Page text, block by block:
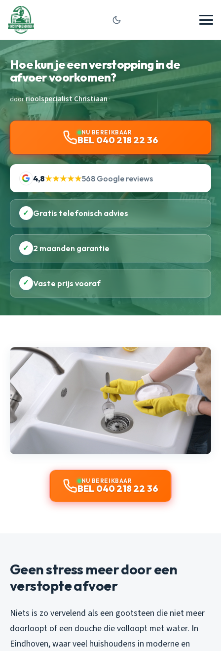
Hoe kun je een verstopping in de
afvoer voorkomen?
doorrioolspecialist Christiaan·
NU BEREIKBAAR
BEL 040 218 22 36
4,8★★★★★568 Google reviews
✓ Gratis telefonisch advies
✓ 2 maanden garantie
✓ Vaste prijs vooraf
NU BEREIKBAAR
BEL 040 218 22 36
Geen stress meer door een
verstopte afvoer
Niets is zo vervelend als een gootsteen die niet meer
doorloopt of een douche die volloopt met water. In
Eindhoven, waar veel huishoudens in moderne en